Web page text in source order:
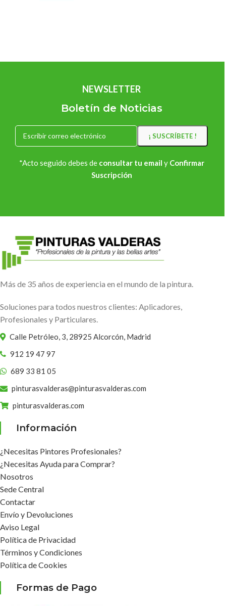
NEWSLETTER
Boletín de Noticias
*Acto seguido debes de consultar tu email y Confirmar
Suscripción
Más de 35 años de experiencia en el mundo de la pintura.
Soluciones para todos nuestros clientes: Aplicadores,
Profesionales y Particulares.
Calle Petróleo, 3, 28925 Alcorcón, Madrid
912 19 47 97
689 33 81 05
pinturasvalderas@pinturasvalderas.com
pinturasvalderas.com
Información
¿Necesitas Pintores Profesionales?
¿Necesitas Ayuda para Comprar?
Nosotros
Sede Central
Contactar
Envío y Devoluciones
Aviso Legal
Política de Privacidad
Términos y Condiciones
Política de Cookies
Formas de Pago